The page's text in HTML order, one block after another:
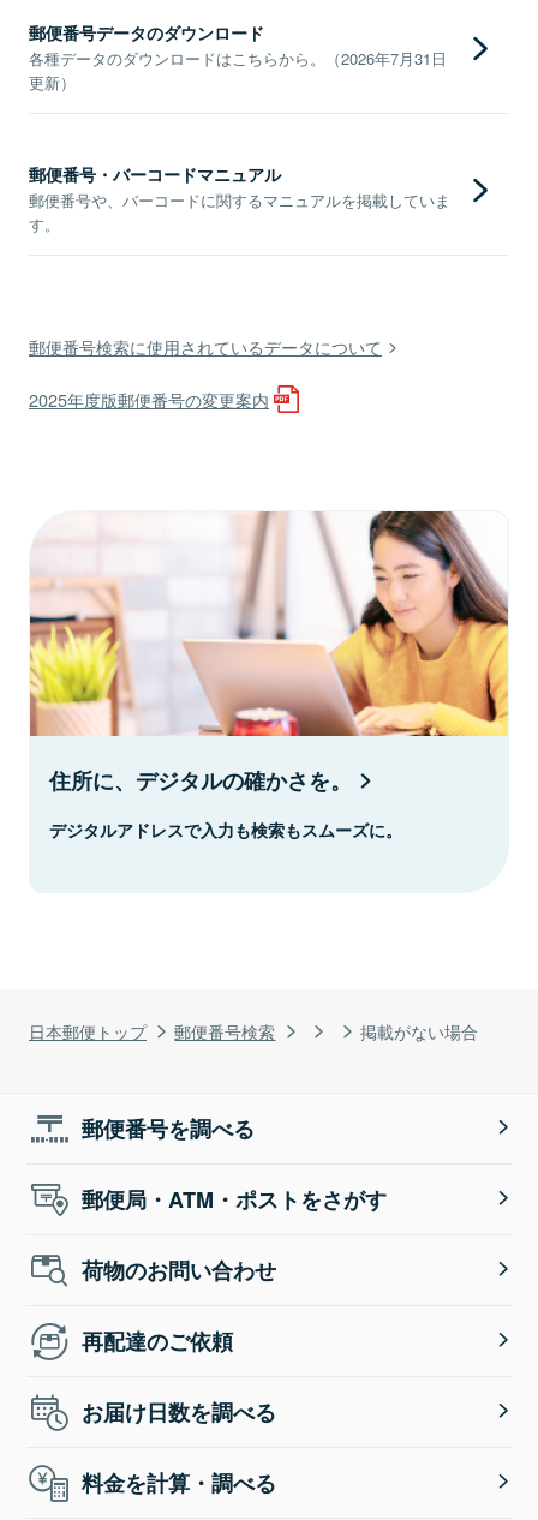
日本郵便トップ 郵便番号検索 掲載がない場合
郵便番号データのダウンロード
各種データのダウンロードはこちらから。（2026年7月31日
更新）
郵便番号・バーコードマニュアル
郵便番号や、バーコードに関するマニュアルを掲載していま
す。
郵便番号検索に使用されているデータについて
2025年度版郵便番号の変更案内
住所に、デジタルの確かさを。
デジタルアドレスで入力も検索もスムーズに。
郵便番号を調べる
郵便局・ATM・ポストをさがす
荷物のお問い合わせ
再配達のご依頼
お届け日数を調べる
料金を計算・調べる